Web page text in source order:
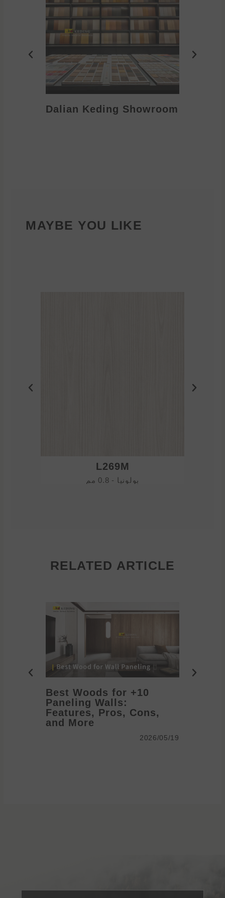
Dalian Keding Showroom
MAYBE YOU LIKE
L269M
بولونيا - 0.8 مم
RELATED ARTICLE
10+ Best Woods for
Paneling Walls:
Features, Pros, Cons,
and More
2026/05/19